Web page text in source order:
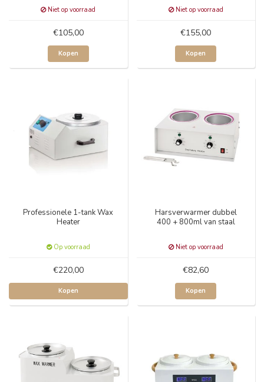
Niet op voorraad
€105,00
Kopen
Niet op voorraad
€155,00
Kopen
Professionele 1-tank Wax
Heater
Op voorraad
€220,00
Kopen
Harsverwarmer dubbel
400 + 800ml van staal
Niet op voorraad
€82,60
Kopen